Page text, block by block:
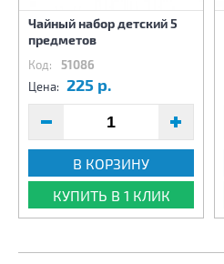
Чайный набор детский 5
предметов
Код: 51086
Цена: 225 р.
В КОРЗИНУ
КУПИТЬ В 1 КЛИК